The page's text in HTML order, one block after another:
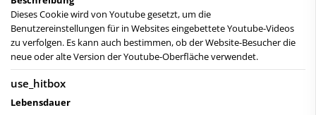
Dieses Cookie wird von Youtube gesetzt, um die
Benutzereinstellungen für in Websites eingebettete Youtube-Videos
zu verfolgen. Es kann auch bestimmen, ob der Website-Besucher die
neue oder alte Version der Youtube-Oberfläche verwendet.
use_hitbox
Lebensdauer